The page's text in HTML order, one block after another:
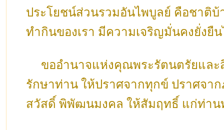
ประโยชน์ส่วนรวมอันไพบูลย์ คือชาติบ้
ทำกินของเรา มีความเจริญมั่นคงยั่งยืน
ขออำนาจแห่งคุณพระรัตนตรัยและ
รักษาท่าน ให้ปราศจากทุกข์ ปราศจา
สวัสดิ์ พิพัฒนมงคล ให้สัมฤทธิ์ แก่ท่าน